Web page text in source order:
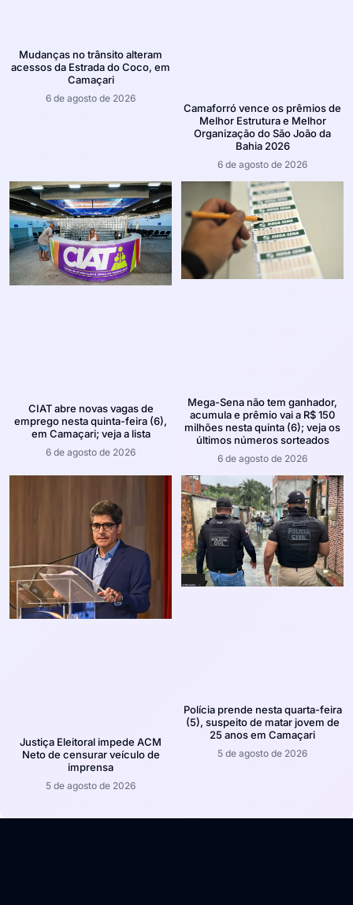
Mudanças no trânsito alteram
acessos da Estrada do Coco, em
Camaçari
6 de agosto de 2026
Camaforró vence os prêmios de
Melhor Estrutura e Melhor
Organização do São João da
Bahia 2026
6 de agosto de 2026
CIAT abre novas vagas de
emprego nesta quinta-feira (6),
em Camaçari; veja a lista
6 de agosto de 2026
Mega-Sena não tem ganhador,
acumula e prêmio vai a R$ 150
milhões nesta quinta (6); veja os
últimos números sorteados
6 de agosto de 2026
Justiça Eleitoral impede ACM
Neto de censurar veículo de
imprensa
5 de agosto de 2026
Polícia prende nesta quarta-feira
(5), suspeito de matar jovem de
25 anos em Camaçari
5 de agosto de 2026